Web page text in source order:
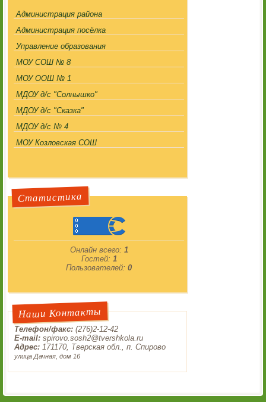
Администрация района
Администрация посёлка
Управление образования
МОУ СОШ № 8
МОУ ООШ № 1
МДОУ д/с "Солнышко"
МДОУ д/с "Сказка"
МДОУ д/с № 4
МОУ Козловская СОШ
Статистика
Онлайн всего: 1
Гостей: 1
Пользователей: 0
Наши Контакты
Телефон/факс: (276)2-12-42
E-mail: spirovo.sosh2@tvershkola.ru
Адрес: 171170, Тверская обл., п. Спирово
улица Дачная, дом 16